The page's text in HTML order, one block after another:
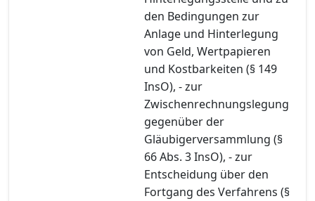
den Bedingungen zur
Anlage und Hinterlegung
von Geld, Wertpapieren
und Kostbarkeiten (§ 149
InsO), - zur
Zwischenrechnungslegung
gegenüber der
Gläubigerversammlung (§
66 Abs. 3 InsO), - zur
Entscheidung über den
Fortgang des Verfahrens (§